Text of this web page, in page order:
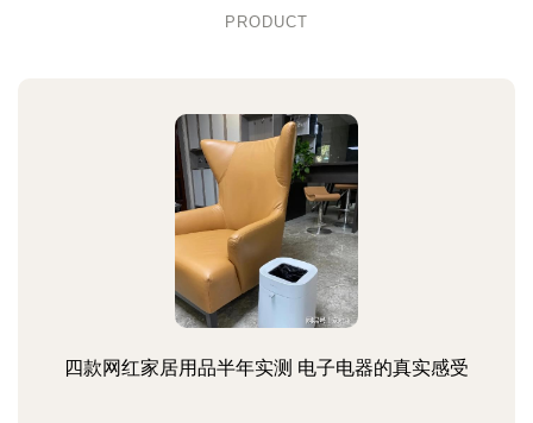
PRODUCT
四款网红家居用品半年实测 电子电器的真实感受